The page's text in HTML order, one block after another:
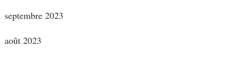
septembre 2023
août 2023